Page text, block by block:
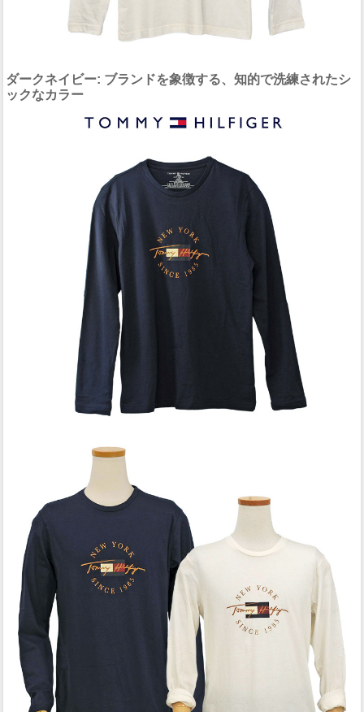
ダークネイビー: ブランドを象徴する、知的で洗練されたシ
ックなカラー